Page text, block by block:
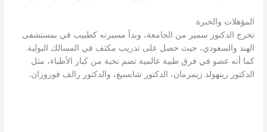
المؤهلات والخبرة
تخرج الدكتور سمير من الجامعة، وبدأ مسيرته كطبيب في بمستشفى
الهند والسعودي، حيث حصل على تدريب مكثف في المسالك البولية.
كما أنه عضو في فرق طبية عالمية تضم نخبة من كبار الأطباء، مثل
الدكتور رينهولد زيمرمان، الدكتور شابسيغ، والدكتور رالف فوروزان.